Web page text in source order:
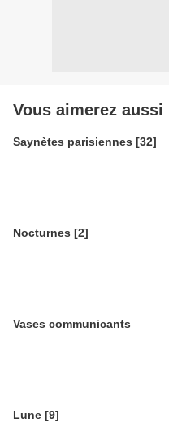
Vous aimerez aussi
Saynètes parisiennes [32]
Nocturnes [2]
Vases communicants
Lune [9]